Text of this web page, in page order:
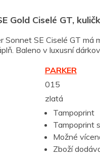
Gold Ciselé GT,
Sonnet SE Ciselé GT
Baleno v luxusní
PARKER
015
zlatá
Tampoprint
Tampoprint
Možné
Zboží